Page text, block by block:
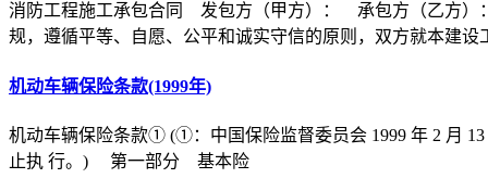
消防工程施工承包合同 发包方（甲方）： 承包方（乙方）
规，遵循平等、自愿、公平和诚实守信的原则，双方就本建设
机动车辆保险条款(1999年)
机动车辆保险条款① (①：中国保险监督委员会 1999 年 2 月
止执 行。) 第一部分 基本险